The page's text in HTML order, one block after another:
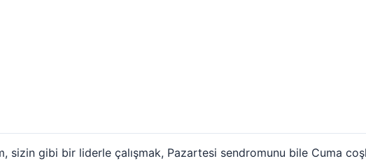
sizin gibi bir liderle çalışmak, Pazartesi sendromunu bile Cuma